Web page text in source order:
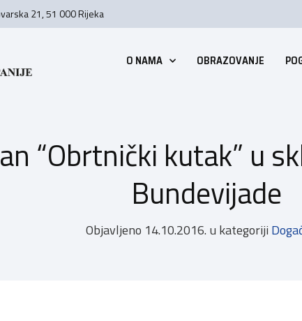
21, 51 000 Rijeka
O NAMA OBRAZOVANJE
“Obrtnički kutak” u
Bundevijade
Objavljeno 14.10.2016. u kategoriji